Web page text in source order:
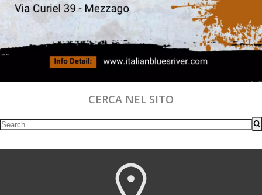
CERCA NEL SITO
Search